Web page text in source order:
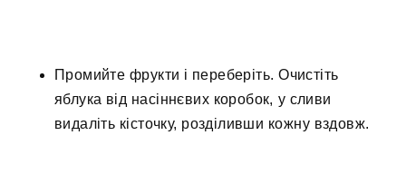
Промийте фрукти і переберіть. Очистіть
яблука від насіннєвих коробок, у сливи
видаліть кісточку, розділивши кожну вздовж.